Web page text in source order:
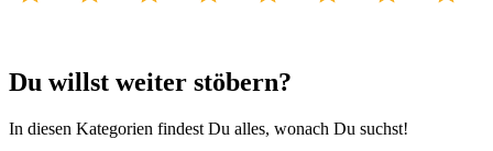
Du willst weiter stöbern?
In diesen Kategorien findest Du alles, wonach Du suchst!